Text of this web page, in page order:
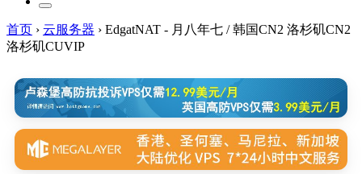
首页 › 云服务器 › EdgatNAT - 月八年七 / 韩国CN2 洛杉矶CN2
洛杉矶CUVIP